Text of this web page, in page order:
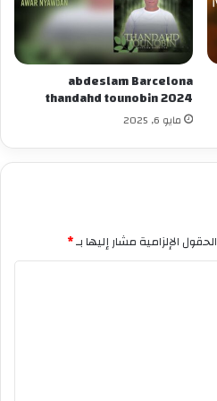
abdeslam Barcelona
thandahd tounobin 2024
مايو 6, 2025
الحقول الإلزامية مشار إليها بـ*